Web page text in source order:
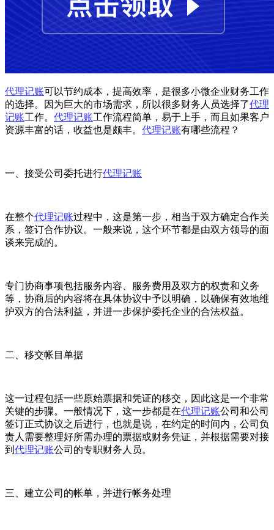
代理记账可以节约成本，提高效率，是很多小微企业财务工作
的选择。因为巨大的市场需求，所以很多财务人员选择了代理
记账工作。 代理记账工作流程简单，易于上手，而且如果客户
资源丰富的话，收益也是颇丰。 代理记账有哪些流程？
一、接受公司委托进行代理记账
在整个代理记账过程中，这是第一步，相当于双方确定合作关
系，签订合作协议。一般来说，这个环节都是由双方领导的面
谈来完成的。
专门协商事项包括服务内容、服务费用及双方的权责和义务
等，协商后的内容将在具体协议中予以明确，以确保有效地维
护双方的合法利益，并进一步保护委托企业的合法权益。
二、移交帐目单据
这一过程包括一些原始票据和凭证的移交，因此这是一个非常
关键的步骤。一般情况下，这一步都是在代理记账公司和公司
签订正式协议之后进行，也就是说，在约定的时间内，公司负
责人需要整理好所需办理的票据或财务凭证，并根据需要对接
到 代理记账公司的专职财务人员。
三、建立公司的帐单，并进行帐务处理